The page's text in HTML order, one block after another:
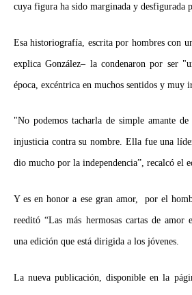
cuya figura ha sido marginada y desfigurada
Esa historiografía, escrita por hombres con
explica González– la condenaron por ser
época, excéntrica en muchos sentidos y muy
"No podemos tacharla de simple amante
injusticia contra su nombre. Ella fue una
dio mucho por la independencia”, recalcó el
Y es en honor a ese gran amor, por el
reeditó “Las más hermosas cartas de amor
una edición que está dirigida a los jóvenes.
La nueva publicación, disponible en la